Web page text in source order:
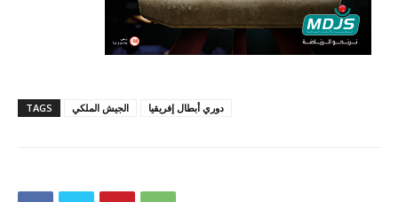
TAGS الجيش الملكي دوري أبطال إفريقيا